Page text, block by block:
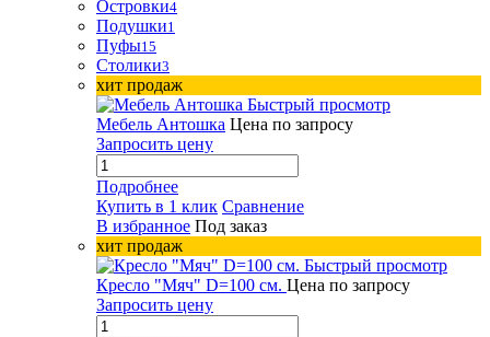
Островки4
Подушки1
Пуфы15
Столики3
хит продаж
Быстрый просмотр
Мебель Антошка Цена по запросу
Запросить цену
Подробнее
Купить в 1 клик Сравнение
В избранное Под заказ
хит продаж
Быстрый просмотр
Кресло "Мяч" D=100 см. Цена по запросу
Запросить цену